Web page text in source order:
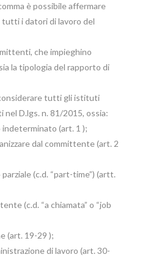
è possibile affermare
i datori di lavoro del
che impieghino
la tipologia del rapporto di
tutti gli istituti
D.lgs. n. 81/2015, ossia:
(art. 1 );
dal committente (art. 2
(c.d. “part-time”) (artt.
(c.d. “a chiamata” o “job
(art. 19-29 );
di lavoro (art. 30-